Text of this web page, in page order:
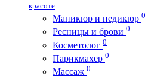
красоте
Маникюр и педикюр 0
Ресницы и брови 0
Косметолог 0
Парикмахер 0
Массаж 0